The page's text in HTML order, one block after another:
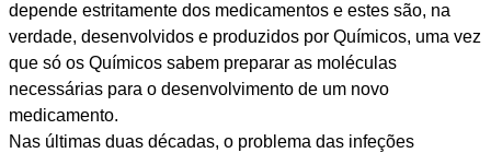
depende estritamente dos medicamentos e estes são, na
verdade, desenvolvidos e produzidos por Químicos, uma vez
que só os Químicos sabem preparar as moléculas
necessárias para o desenvolvimento de um novo
medicamento.
Nas últimas duas décadas, o problema das infeções